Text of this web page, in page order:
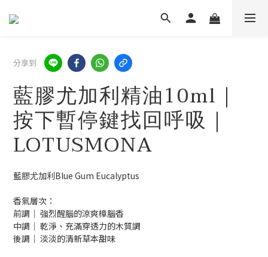
分享到
藍膠尤加利精油10ml｜
按下暫停鍵找回呼吸｜
LOTUSMONA
藍膠尤加利Blue Gum Eucalyptus
香氣層次：
前調｜ 強烈醒腦的涼爽樟腦香
中調｜ 乾淨、充滿穿透力的木質調
後調｜ 淡淡的清新草本甜味